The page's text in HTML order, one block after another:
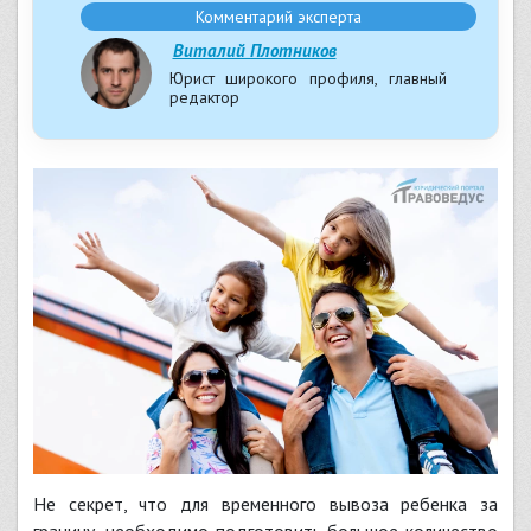
Виталий Плотников
Юрист широкого профиля, главный
редактор
Комментарий эксперта
Не секрет, что для временного вывоза ребенка за